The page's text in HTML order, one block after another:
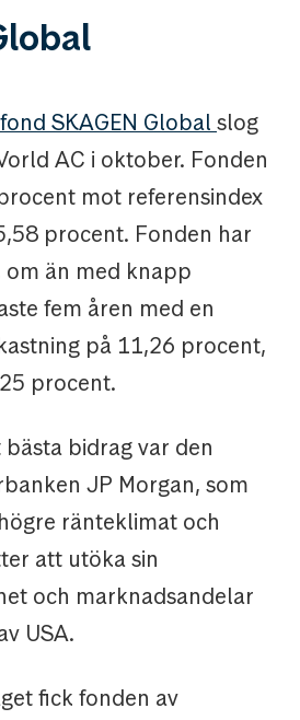
fond SKAGEN Global slog
AC i oktober. Fonden
mot referensindex
procent. Fonden har
om än med knapp
fem åren med en
på 11,26 procent,
procent.
bidrag var den
JP Morgan, som
ränteklimat och
att utöka sin
och marknadsandelar
USA.
fick fonden av